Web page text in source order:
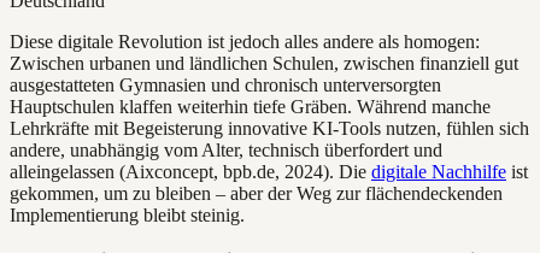
Diese digitale Revolution ist jedoch alles andere als homogen:
Zwischen urbanen und ländlichen Schulen, zwischen finanziell gut
ausgestatteten Gymnasien und chronisch unterversorgten
Hauptschulen klaffen weiterhin tiefe Gräben. Während manche
Lehrkräfte mit Begeisterung innovative KI-Tools nutzen, fühlen sich
andere, unabhängig vom Alter, technisch überfordert und
alleingelassen (Aixconcept, bpb.de, 2024). Die digitale Nachhilfe ist
gekommen, um zu bleiben – aber der Weg zur flächendeckenden
Implementierung bleibt steinig.